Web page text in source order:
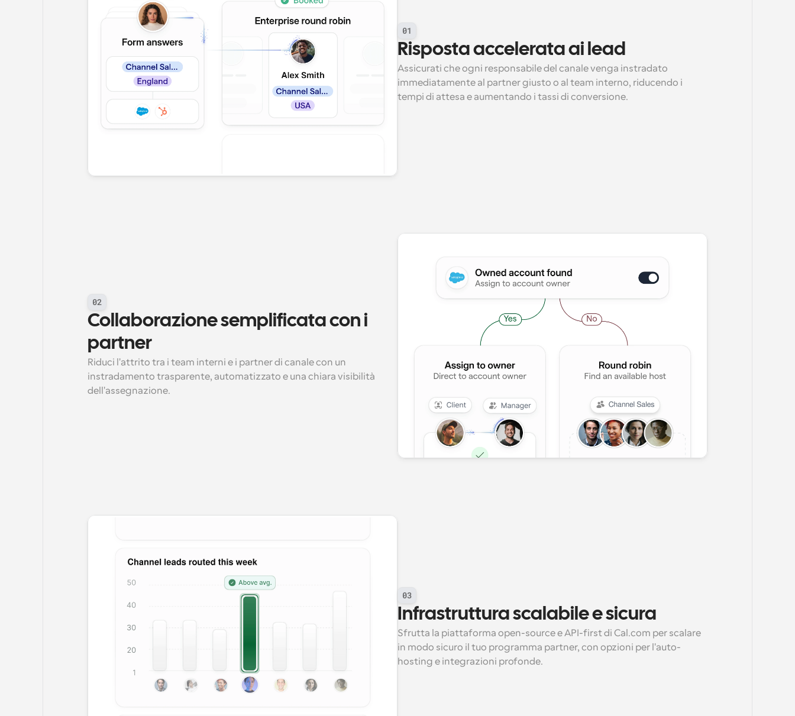
01
Risposta accelerata ai lead
Assicurati che ogni responsabile del canale venga instradato
immediatamente al partner giusto o al team interno, riducendo i
tempi di attesa e aumentando i tassi di conversione.
02
Collaborazione semplificata con i
partner
Riduci l'attrito tra i team interni e i partner di canale con un
instradamento trasparente, automatizzato e una chiara visibilità
dell'assegnazione.
03
Infrastruttura scalabile e sicura
Sfrutta la piattaforma open-source e API-first di Cal.com per scalare
in modo sicuro il tuo programma partner, con opzioni per l'auto-
hosting e integrazioni profonde.